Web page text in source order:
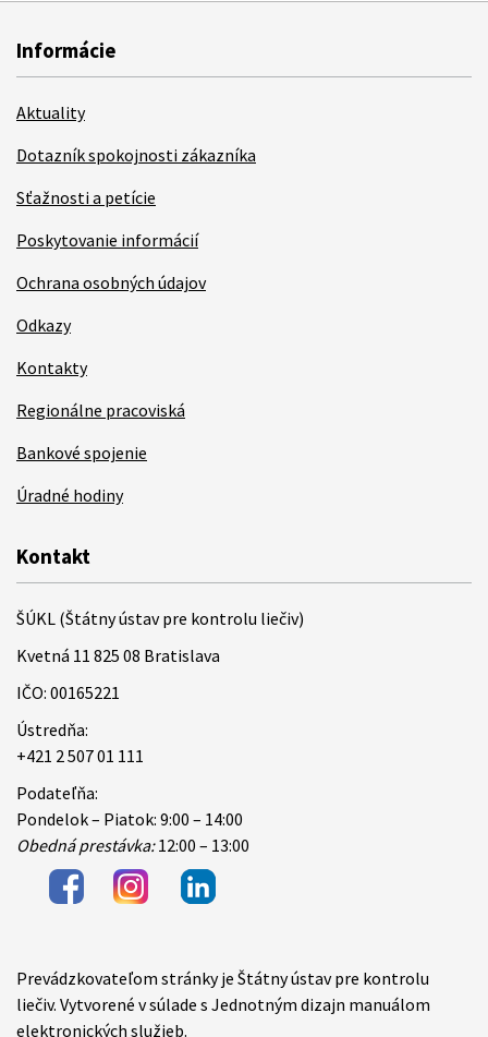
Informácie
Aktuality
Dotazník spokojnosti zákazníka
Sťažnosti a petície
Poskytovanie informácií
Ochrana osobných údajov
Odkazy
Kontakty
Regionálne pracoviská
Bankové spojenie
Úradné hodiny
Kontakt
ŠÚKL (Štátny ústav pre kontrolu liečiv)
Kvetná 11 825 08 Bratislava
IČO: 00165221
Ústredňa:
+421 2 507 01 111
Podateľňa:
Pondelok – Piatok: 9:00 – 14:00
Obedná prestávka:12:00 – 13:00
Items
Prevádzkovateľom stránky je Štátny ústav pre kontrolu
liečiv. Vytvorené v súlade s Jednotným dizajn manuálom
elektronických služieb.